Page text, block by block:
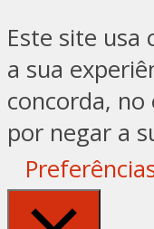
Este site usa
a sua
concorda,
por negar a